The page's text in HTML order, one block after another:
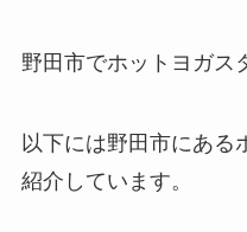
野田市でホットヨガス
以下には野田市にある
紹介しています。